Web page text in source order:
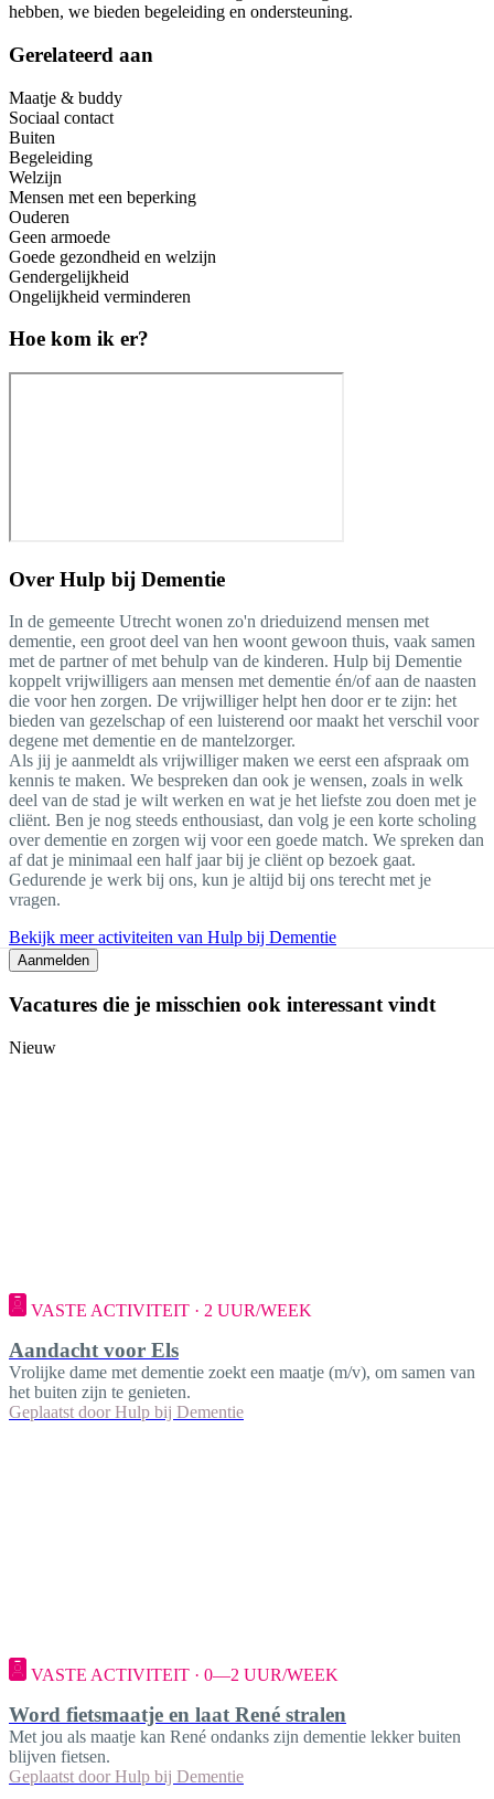
hebben, we bieden begeleiding en ondersteuning.
Gerelateerd aan
Maatje & buddy
Sociaal contact
Buiten
Begeleiding
Welzijn
Mensen met een beperking
Ouderen
Geen armoede
Goede gezondheid en welzijn
Gendergelijkheid
Ongelijkheid verminderen
Hoe kom ik er?
Over Hulp bij Dementie
In de gemeente Utrecht wonen zo'n drieduizend mensen met
dementie, een groot deel van hen woont gewoon thuis, vaak samen
met de partner of met behulp van de kinderen. Hulp bij Dementie
koppelt vrijwilligers aan mensen met dementie én/of aan de naasten
die voor hen zorgen. De vrijwilliger helpt hen door er te zijn: het
bieden van gezelschap of een luisterend oor maakt het verschil voor
degene met dementie en de mantelzorger.
Als jij je aanmeldt als vrijwilliger maken we eerst een afspraak om
kennis te maken. We bespreken dan ook je wensen, zoals in welk
deel van de stad je wilt werken en wat je het liefste zou doen met je
cliënt. Ben je nog steeds enthousiast, dan volg je een korte scholing
over dementie en zorgen wij voor een goede match. We spreken dan
af dat je minimaal een half jaar bij je cliënt op bezoek gaat.
Gedurende je werk bij ons, kun je altijd bij ons terecht met je
vragen.
Bekijk meer activiteiten van Hulp bij Dementie
Aanmelden
Vacatures die je misschien ook interessant vindt
Nieuw
VASTE ACTIVITEIT · 2 UUR/WEEK
Aandacht voor Els
Vrolijke dame met dementie zoekt een maatje (m/v), om samen van
het buiten zijn te genieten.
Geplaatst door Hulp bij Dementie
VASTE ACTIVITEIT · 0—2 UUR/WEEK
Word fietsmaatje en laat René stralen
Met jou als maatje kan René ondanks zijn dementie lekker buiten
blijven fietsen.
Geplaatst door Hulp bij Dementie